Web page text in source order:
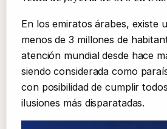
En los emiratos árabes, existe
menos de 3 millones de
atención mundial desde hace
siendo considerada como
con posibilidad de cumplir
ilusiones más disparatadas.